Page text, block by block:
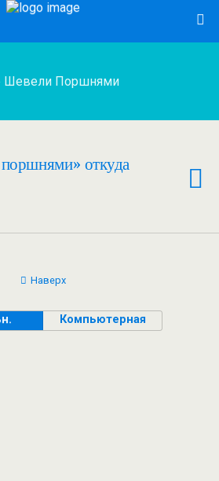
Шевели Поршнями
откуда
Наверх
Компьютерная